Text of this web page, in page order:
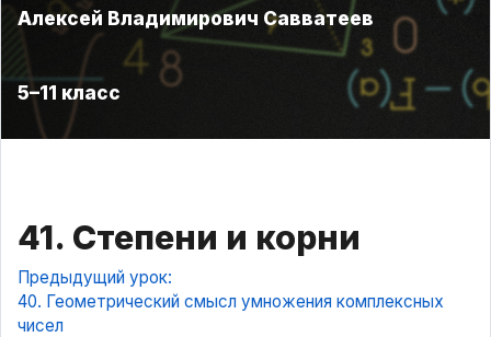
Алексей Владимирович Савватеев
5–11 класс
41. Степени и корни
Предыдущий урок:
40. Геометрический смысл умножения комплексных
чисел